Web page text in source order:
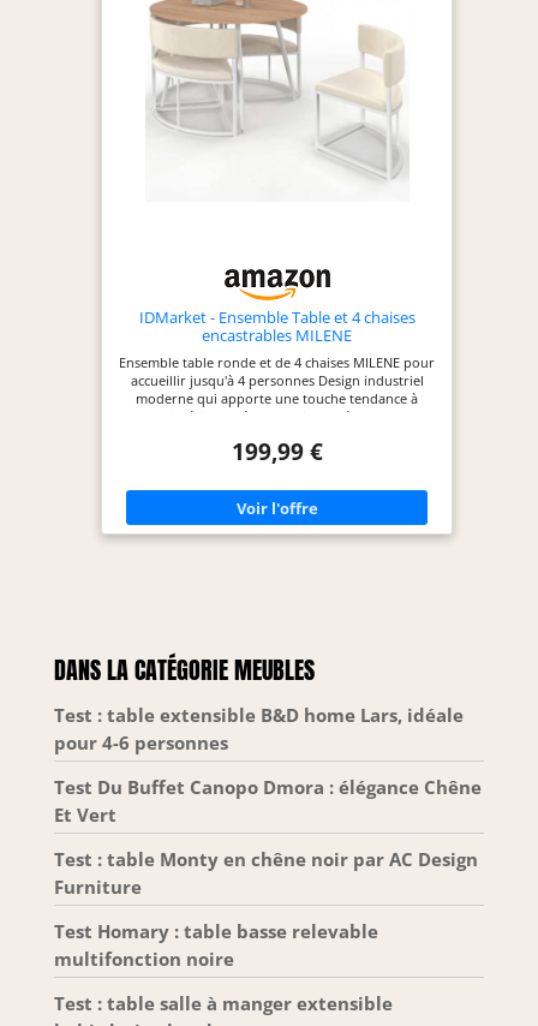
IDMarket - Ensemble Table et 4 chaises
encastrables MILENE
Ensemble table ronde et de 4 chaises MILENE pour
accueillir jusqu'à 4 personnes Design industriel
moderne qui apporte une touche tendance à
votre intérieur Mélange bois et métal pour un
stable et robuste pour un usage confortable au
cm - Dimensions chaise : L.70 x l.50 x H.70 cm
199,99 €
DANS LA CATÉGORIE MEUBLES
Test : table extensible B&D home Lars, idéale
pour 4-6 personnes
Test Du Buffet Canopo Dmora : élégance Chêne
Et Vert
Test : table Monty en chêne noir par AC Design
Furniture
Test Homary : table basse relevable
multifonction noire
Test : table salle à manger extensible